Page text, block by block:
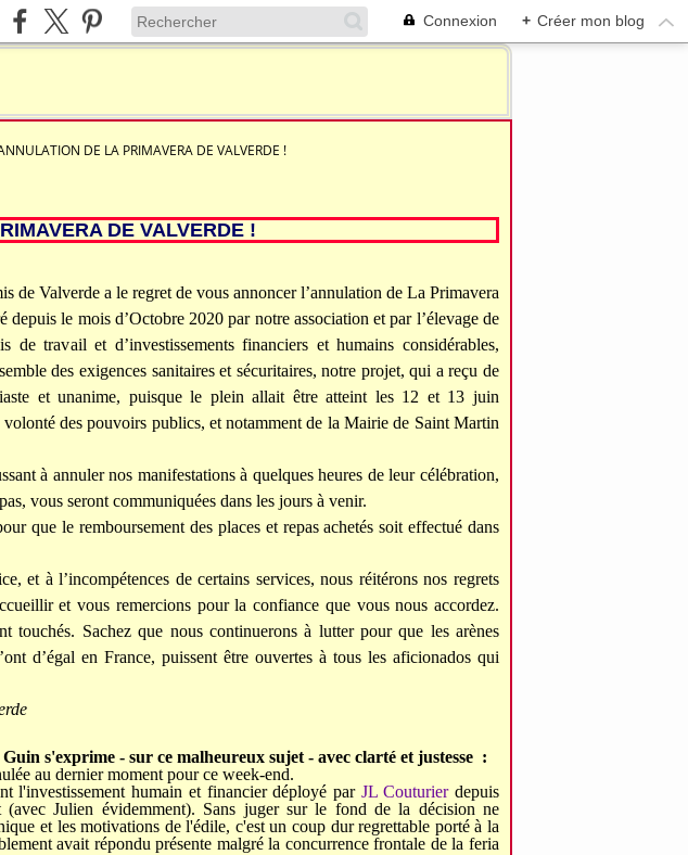
Connexion + Créer mon blog
DE LA PRIMAVERA DE VALVERDE !
DE VALVERDE !
a le regret de vous annoncer l’annulation de La Primavera
depuis le mois d’Octobre 2020 par notre association et par l’élevage de
de travail et d’investissements financiers et humains considérables,
des exigences sanitaires et sécuritaires, notre projet, qui a reçu de
et unanime, puisque le plein allait être atteint les 12 et 13 juin
des pouvoirs publics, et notamment de la Mairie de Saint Martin
annuler nos manifestations à quelques heures de leur célébration,
vous seront communiquées dans les jours à venir.
que le remboursement des places et repas achetés soit effectué dans
de certains services, nous réitérons nos regrets
et vous remercions pour la confiance que vous nous accordez.
touchés. Sachez que nous continuerons à lutter pour que les arènes
d’égal en France, puissent être ouvertes à tous les aficionados qui
Guin s'exprime - sur ce malheureux sujet - avec clarté et justesse :
au dernier moment pour ce week-end.
l'investissement humain et financier déployé par JL Couturierdepuis
(avec Julien évidemment). Sans juger sur le fond de la décision ne
et les motivations de l'édile, c'est un coup dur regrettable porté à la
avait répondu présente malgré la concurrence frontale de la feria